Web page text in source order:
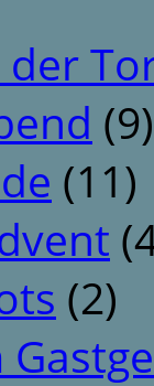
der
(9)
(11)
(2)